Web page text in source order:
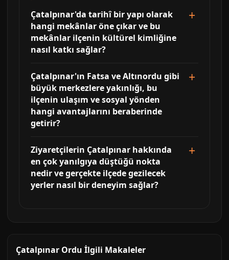
Çatalpınar'da tarihî bir yapı olarak
hangi mekânlar öne çıkar ve bu
mekânlar ilçenin kültürel kimliğine
nasıl katkı sağlar?
Çatalpınar'ın Fatsa ve Altınordu gibi
büyük merkezlere yakınlığı, bu
ilçenin ulaşım ve sosyal yönden
hangi avantajlarını beraberinde
getirir?
Ziyaretçilerin Çatalpınar hakkında
en çok yanılgıya düştüğü nokta
nedir ve gerçekte ilçede gezilecek
yerler nasıl bir deneyim sağlar?
Çatalpınar Ordu İlgili Makaleler